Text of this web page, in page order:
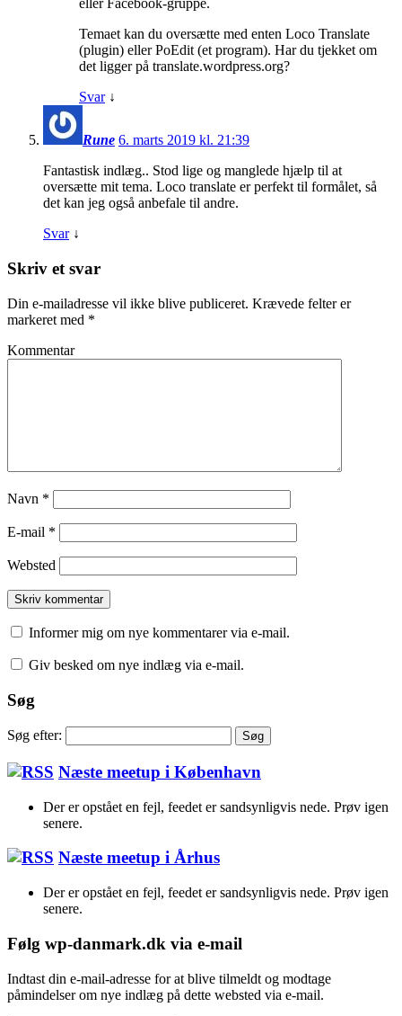
eller Facebook-gruppe.
Temaet kan du oversætte med enten Loco Translate
(plugin) eller PoEdit (et program). Har du tjekket om
det ligger på translate.wordpress.org?
Svar ↓
Rune 6. marts 2019 kl. 21:39
Fantastisk indlæg.. Stod lige og manglede hjælp til at
oversætte mit tema. Loco translate er perfekt til formålet, så
det kan jeg også anbefale til andre.
Svar ↓
Skriv et svar
Din e-mailadresse vil ikke blive publiceret. Krævede felter er
markeret med *
Kommentar
Navn *
E-mail *
Websted
Informer mig om nye kommentarer via e-mail.
Giv besked om nye indlæg via e-mail.
Søg
Søg efter:
Næste meetup i København
Der er opstået en fejl, feedet er sandsynligvis nede. Prøv igen
senere.
Næste meetup i Århus
Der er opstået en fejl, feedet er sandsynligvis nede. Prøv igen
senere.
Følg wp-danmark.dk via e-mail
Indtast din e-mail-adresse for at blive tilmeldt og modtage
påmindelser om nye indlæg på dette websted via e-mail.